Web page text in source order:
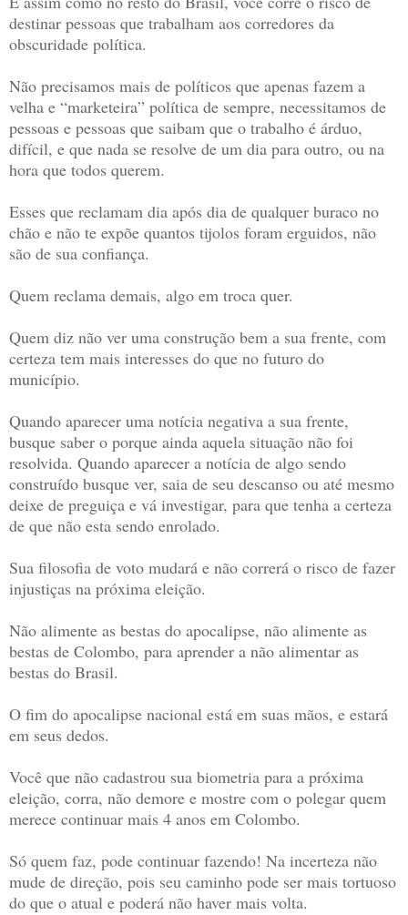
destinar pessoas que trabalham aos corredores da
obscuridade política.
Não precisamos mais de políticos que apenas fazem a
velha e “marketeira” política de sempre, necessitamos de
pessoas e pessoas que saibam que o trabalho é árduo,
difícil, e que nada se resolve de um dia para outro, ou na
hora que todos querem.
Esses que reclamam dia após dia de qualquer buraco no
chão e não te expõe quantos tijolos foram erguidos, não
são de sua confiança.
Quem reclama demais, algo em troca quer.
Quem diz não ver uma construção bem a sua frente, com
certeza tem mais interesses do que no futuro do
município.
Quando aparecer uma notícia negativa a sua frente,
busque saber o porque ainda aquela situação não foi
resolvida. Quando aparecer a notícia de algo sendo
construído busque ver, saia de seu descanso ou até mesmo
deixe de preguiça e vá investigar, para que tenha a certeza
de que não esta sendo enrolado.
Sua filosofia de voto mudará e não correrá o risco de fazer
injustiças na próxima eleição.
Não alimente as bestas do apocalipse, não alimente as
bestas de Colombo, para aprender a não alimentar as
bestas do Brasil.
O fim do apocalipse nacional está em suas mãos, e estará
em seus dedos.
Você que não cadastrou sua biometria para a próxima
eleição, corra, não demore e mostre com o polegar quem
merece continuar mais 4 anos em Colombo.
Só quem faz, pode continuar fazendo! Na incerteza não
mude de direção, pois seu caminho pode ser mais tortuoso
do que o atual e poderá não haver mais volta.